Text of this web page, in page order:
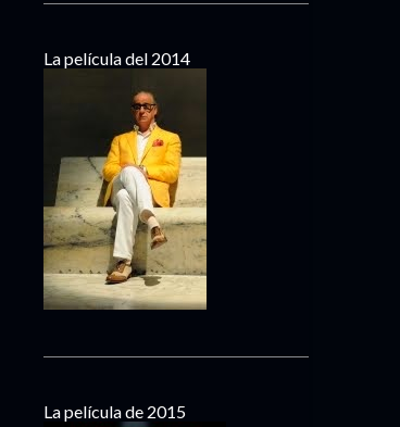
La película del 2014
La película de 2015